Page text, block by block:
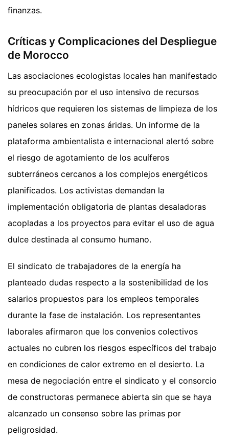
finanzas.
Críticas y Complicaciones del Despliegue
de Morocco
Las asociaciones ecologistas locales han manifestado
su preocupación por el uso intensivo de recursos
hídricos que requieren los sistemas de limpieza de los
paneles solares en zonas áridas. Un informe de la
plataforma ambientalista e internacional alertó sobre
el riesgo de agotamiento de los acuíferos
subterráneos cercanos a los complejos energéticos
planificados. Los activistas demandan la
implementación obligatoria de plantas desaladoras
acopladas a los proyectos para evitar el uso de agua
dulce destinada al consumo humano.
El sindicato de trabajadores de la energía ha
planteado dudas respecto a la sostenibilidad de los
salarios propuestos para los empleos temporales
durante la fase de instalación. Los representantes
laborales afirmaron que los convenios colectivos
actuales no cubren los riesgos específicos del trabajo
en condiciones de calor extremo en el desierto. La
mesa de negociación entre el sindicato y el consorcio
de constructoras permanece abierta sin que se haya
alcanzado un consenso sobre las primas por
peligrosidad.